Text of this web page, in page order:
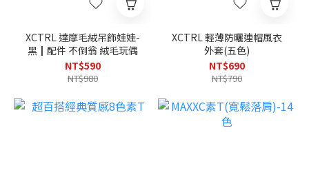
XCTRL 達摩毛絨吊飾娃娃-
黑┃配件 不倒翁 絨毛玩偶
NT$590
NT$980
XCTRL 輕薄防曬連帽風衣
外套(五色)
NT$690
NT$790